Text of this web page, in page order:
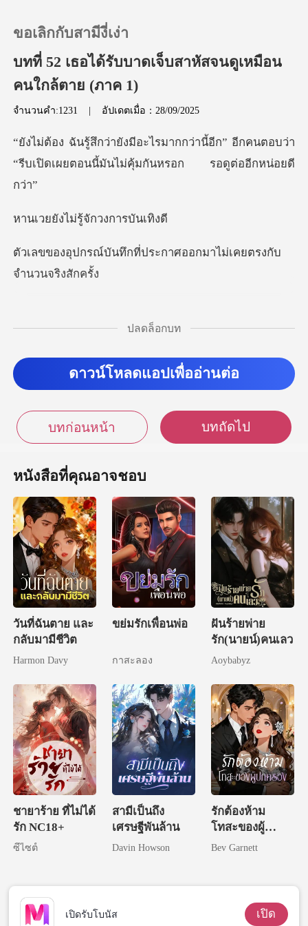
เติมเงิน
ออกจากระบบ
ดาวน์โหลดแอป
ขอเลิกกับสามีงี่เง่า
บทที่ 52 เธอได้รับบาดเจ็บสาหัสจนดูเหมือน
คนใกล้ตาย (ภาค 1)
จำนวนคำ:1231 | อัปเดตเมื่อ：28/09/2025
านี้อีก” อีกคนตอบว่า
“รีบเปิดเผยตอนนี้ม
ม่รู้จักวง
กที่ประกาศออกมาไม่เคย
วใหญ่ๆ ทั้งหลายจะ
ปลดล็อกบท
ดาวน์โหลดแอปเพื่ออ่านต่อ
บทก่อนหน้า บทถัดไป
หนังสือที่คุณอาจชอบ
วันที่ฉันตาย และ
กลับมามีชีวิต
Harmon Davy
ขย่มรักเพื่อนพ่อ
กาสะลอง
ฝันร้ายพ่าย
รัก(นายน์)คนเลว
Aoybabyz
ชายาร้าย ที่ไม่ได้
รัก NC18+
ซีไซต์
สามีเป็นถึง
เศรษฐีพันล้าน
Davin Howson
รักต้องห้าม
โทสะของผู้
ปกครอง
Bev Garnett
เปิดรับโบนัส เปิด